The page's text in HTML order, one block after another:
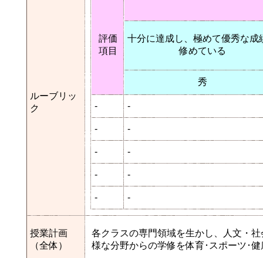
ルーブリッ
ク
評価
項目
十分に達成し、極めて優秀な成
修めている
秀
- -
- -
- -
- -
- -
授業計画
（全体）
各クラスの専門領域を生かし、人文・
様な分野からの学修を体育･スポーツ･